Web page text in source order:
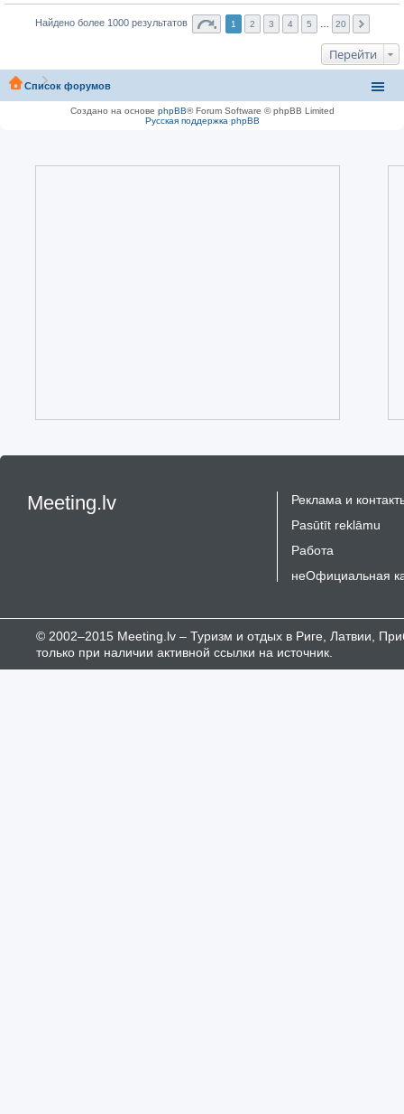
Найдено более 1000 результатов 1 2 3 4 5 20
Перейти
Список форумов
Создано на основе phpBB® Forum Software © phpBB Limited
Русская поддержка phpBB
Meeting.lv
Реклама и
Pasūtīt reklāmu
Работа
неОфициальная
© 2002–2015 Meeting.lv – Туризм и отдых в Риге, Латвии,
только при наличии активной ссылки на источник.